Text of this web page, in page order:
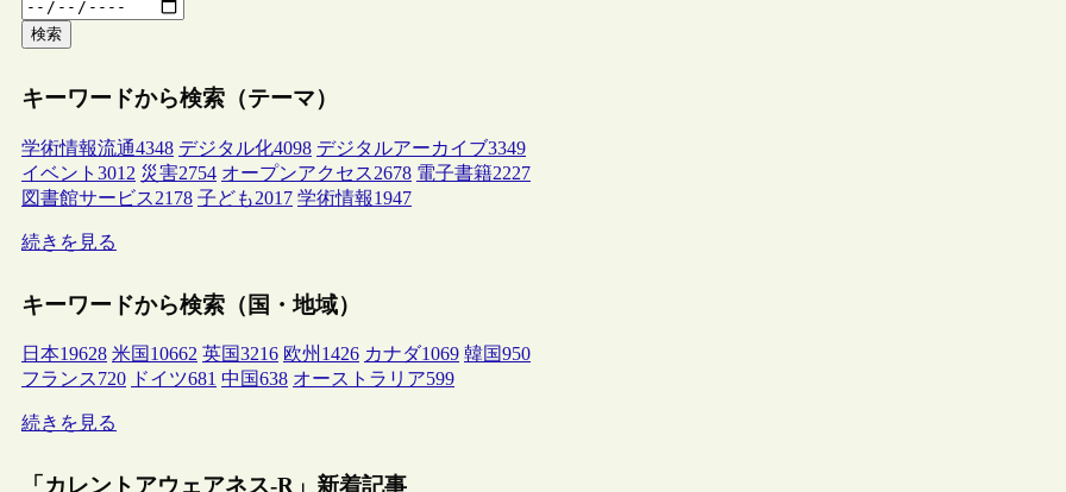
検索
キーワードから検索（テーマ）
学術情報流通4348 デジタル化4098 デジタルアーカイブ3349
イベント 3012 災害2754 オープンアクセス2678 電子書籍2227
図書館サービス2178 子ども2017 学術情報1947
続きを見る
キーワードから検索（国・地域）
日本19628 米国 10662 英国3216 欧州 1426 カナダ1069 韓国950
フランス720 ドイツ681 中国638 オーストラリア599
続きを見る
「カレントアウェアネス-R」新着記事